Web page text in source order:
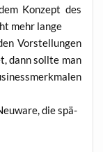
Kon­zept des
mehr lange
Vor­stel­lun­gen
dann soll­te man
die spä­